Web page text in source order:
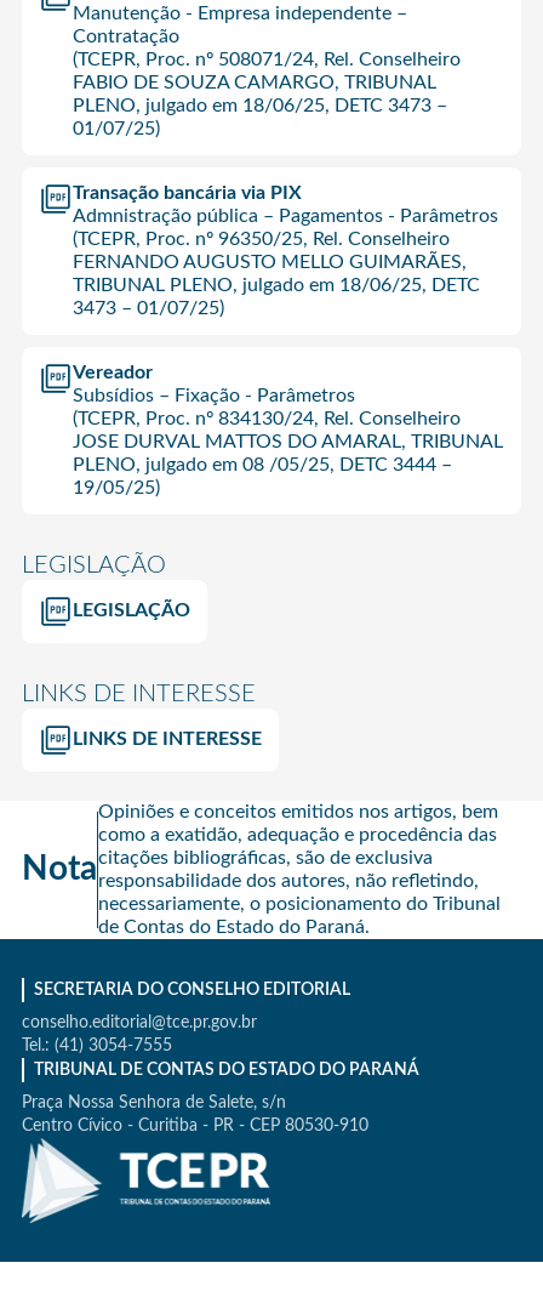
Manutenção - Empresa independente –
Contratação
(TCEPR, Proc. nº 508071/24, Rel. Conselheiro
FABIO DE SOUZA CAMARGO, TRIBUNAL
PLENO, julgado em 18/06/25, DETC 3473 –
01/07/25)
Transação bancária via PIX
Admnistração pública – Pagamentos - Parâmetros
(TCEPR, Proc. nº 96350/25, Rel. Conselheiro
FERNANDO AUGUSTO MELLO GUIMARÃES,
TRIBUNAL PLENO, julgado em 18/06/25, DETC
3473 – 01/07/25)
Vereador
Subsídios – Fixação - Parâmetros
(TCEPR, Proc. nº 834130/24, Rel. Conselheiro
JOSE DURVAL MATTOS DO AMARAL, TRIBUNAL
PLENO, julgado em 08 /05/25, DETC 3444 –
19/05/25)
LEGISLAÇÃO
LEGISLAÇÃO
LINKS DE INTERESSE
LINKS DE INTERESSE
Nota
Opiniões e conceitos emitidos nos artigos, bem
como a exatidão, adequação e procedência das
citações bibliográficas, são de exclusiva
responsabilidade dos autores, não refletindo,
necessariamente, o posicionamento do Tribunal
de Contas do Estado do Paraná.
SECRETARIA DO CONSELHO EDITORIAL
conselho.editorial@tce.pr.gov.br
Tel.: (41) 3054-7555
TRIBUNAL DE CONTAS DO ESTADO DO PARANÁ
Praça Nossa Senhora de Salete, s/n
Centro Cívico - Curitiba - PR - CEP 80530-910